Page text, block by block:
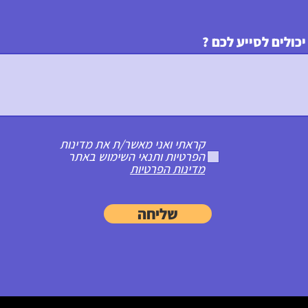
לסייע לכם ?
קראתי ואני מאשר/ת את מדינות
הפרטיות ותנאי השימוש באתר
מדינות הפרטיות
שליחה